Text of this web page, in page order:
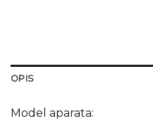
OPIS
Model aparata: